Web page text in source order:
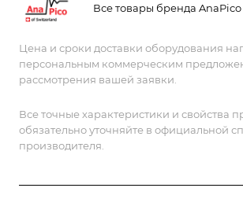
Все товары бренда AnaPico
Цена и сроки доставки оборудования
персональным коммерческим
рассмотрения вашей заявки.
Все точные характеристики и свойства
обязательно уточняйте в официальной
производителя.